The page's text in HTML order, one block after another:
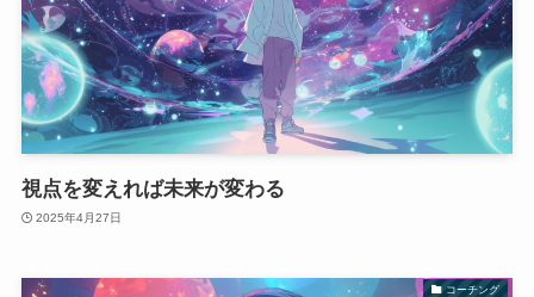
視点を変えれば未来が変わる
2025年4月27日
コーチング